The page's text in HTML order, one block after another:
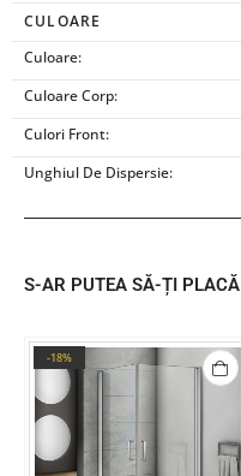
CULOARE
Culoare:
Culoare Corp:
Culori Front:
Unghiul De Dispersie:
S-AR PUTEA SĂ-ȚI PLACĂ
-18%